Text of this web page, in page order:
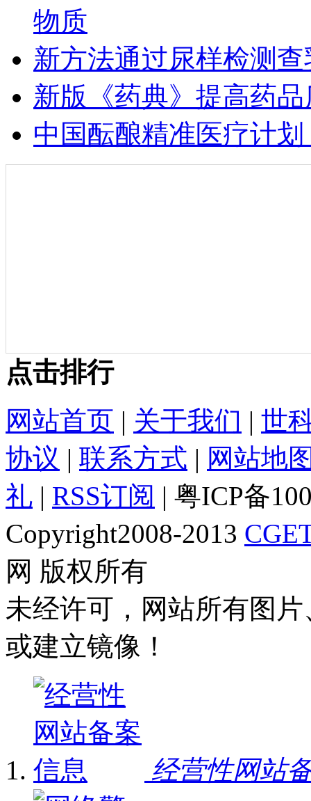
物质
新方法通过尿样检测
新版《药典》提高药
中国酝酿精准医疗计
点击排行
网站首页 | 关于我们 | 世
协议 | 联系方式 | 网站地
礼 | RSS订阅 | 粤ICP备
Copyright2008-2013
网 版权所有
未经许可，网站所有图
或建立镜像！
经营性网站